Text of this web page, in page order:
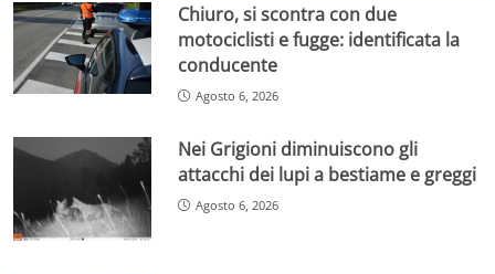
Chiuro, si scontra con due
motociclisti e fugge: identificata la
conducente
Agosto 6, 2026
Nei Grigioni diminuiscono gli
attacchi dei lupi a bestiame e greggi
Agosto 6, 2026